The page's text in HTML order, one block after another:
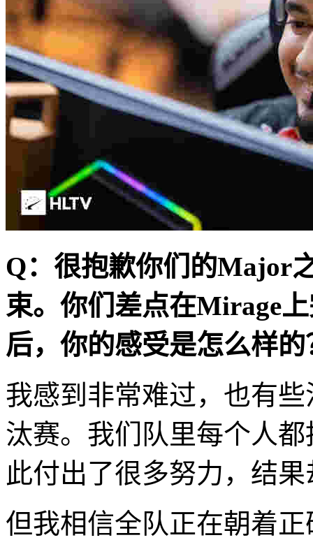
Q：很抱歉你们的Major
束。你们差点在Mirage
后，你的感受是怎么样的
我感到非常难过，也有
汰赛。我们队里每个人
此付出了很多努力，结
但我相信全队正在朝着